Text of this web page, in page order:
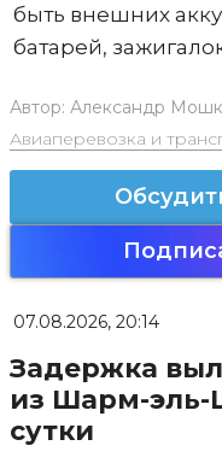
быть внешних
батарей,
Автор: Александр
Авиаперевозка и
07.08.2026, 20:14
Задержка
из Шарм-эль-
сутки